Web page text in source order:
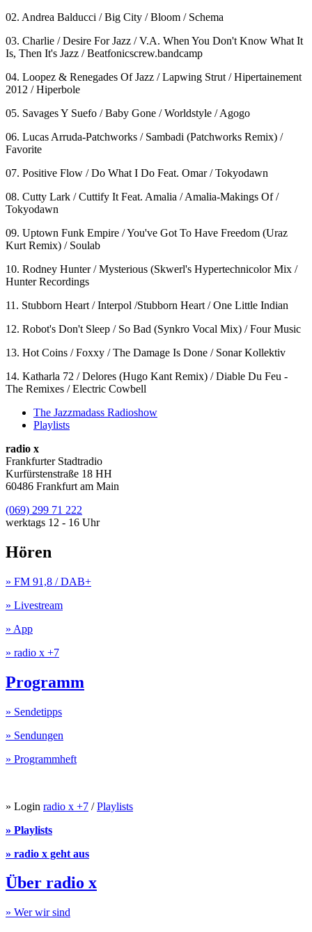
02. Andrea Balducci / Big City / Bloom / Schema
03. Charlie / Desire For Jazz / V.A. When You Don't Know What It
Is, Then It's Jazz / Beatfonicscrew.bandcamp
04. Loopez & Renegades Of Jazz / Lapwing Strut / Hipertainement
2012 / Hiperbole
05. Savages Y Suefo / Baby Gone / Worldstyle / Agogo
06. Lucas Arruda-Patchworks / Sambadi (Patchworks Remix) /
Favorite
07. Positive Flow / Do What I Do Feat. Omar / Tokyodawn
08. Cutty Lark / Cuttify It Feat. Amalia / Amalia-Makings Of /
Tokyodawn
09. Uptown Funk Empire / You've Got To Have Freedom (Uraz
Kurt Remix) / Soulab
10. Rodney Hunter / Mysterious (Skwerl's Hypertechnicolor Mix /
Hunter Recordings
11. Stubborn Heart / Interpol /Stubborn Heart / One Little Indian
12. Robot's Don't Sleep / So Bad (Synkro Vocal Mix) / Four Music
13. Hot Coins / Foxxy / The Damage Is Done / Sonar Kollektiv
14. Katharla 72 / Delores (Hugo Kant Remix) / Diable Du Feu -
The Remixes / Electric Cowbell
The Jazzmadass Radioshow
Playlists
radio x
Frankfurter Stadtradio
Kurfürstenstraße 18 HH
60486 Frankfurt am Main
(069) 299 71 222
werktags 12 - 16 Uhr
Hören
» FM 91,8 / DAB+
» Livestream
» App
» radio x +7
Programm
» Sendetipps
» Sendungen
» Programmheft
» Login radio x +7 /Playlists
» Playlists
» radio x geht aus
Über radio x
» Wer wir sind